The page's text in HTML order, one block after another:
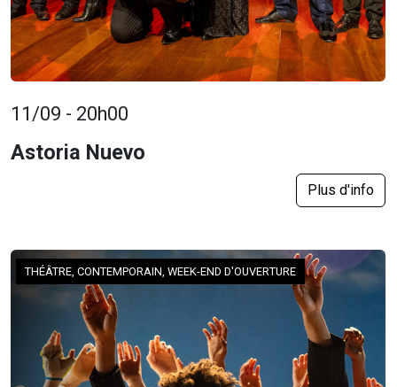
11/09 - 20h00
Astoria Nuevo
Plus d'info
THÉÂTRE, CONTEMPORAIN, WEEK-END D'OUVERTURE